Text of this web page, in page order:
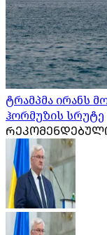
ტრამპმა ირანს
ჰორმუზის სრუტე